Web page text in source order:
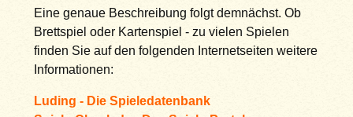
Eine genaue Beschreibung folgt demnächst. Ob
Brettspiel oder Kartenspiel - zu vielen Spielen
finden Sie auf den folgenden Internetseiten weitere
Informationen:
Luding - Die Spieledatenbank